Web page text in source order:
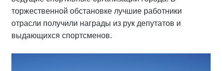
торжественной обстановке лучшие работники
отрасли получили награды из рук депутатов и
выдающихся спортсменов.